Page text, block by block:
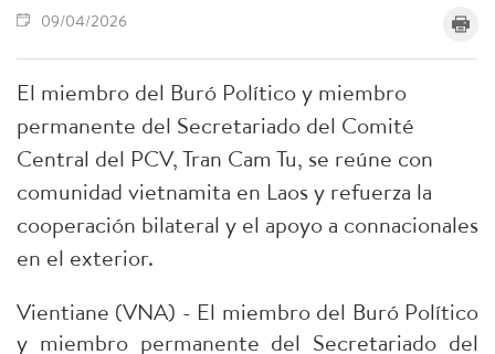
09/04/2026
El miembro del Buró Político y miembro
permanente del Secretariado del Comité
Central del PCV, Tran Cam Tu, se reúne con
comunidad vietnamita en Laos y refuerza la
cooperación bilateral y el apoyo a connacionales
en el exterior.
Vientiane (VNA) - El miembro del Buró Político
y miembro permanente del Secretariado del